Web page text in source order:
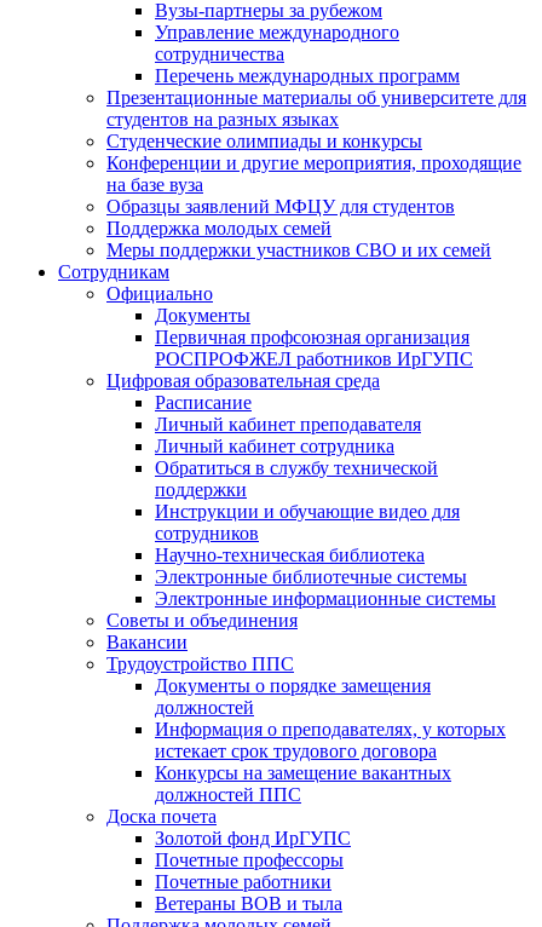
Вузы-партнеры за рубежом
Управление международного
сотрудничества
Перечень международных программ
Презентационные материалы об университете для
студентов на разных языках
Студенческие олимпиады и конкурсы
Конференции и другие мероприятия, проходящие
на базе вуза
Образцы заявлений МФЦУ для студентов
Поддержка молодых семей
Меры поддержки участников СВО и их семей
Сотрудникам
Официально
Документы
Первичная профсоюзная организация
РОСПРОФЖЕЛ работников ИрГУПС
Цифровая образовательная среда
Расписание
Личный кабинет преподавателя
Личный кабинет сотрудника
Обратиться в службу технической
поддержки
Инструкции и обучающие видео для
сотрудников
Научно-техническая библиотека
Электронные библиотечные системы
Электронные информационные системы
Советы и объединения
Вакансии
Трудоустройство ППС
Документы о порядке замещения
должностей
Информация о преподавателях, у которых
истекает срок трудового договора
Конкурсы на замещение вакантных
должностей ППС
Доска почета
Золотой фонд ИрГУПС
Почетные профессоры
Почетные работники
Ветераны ВОВ и тыла